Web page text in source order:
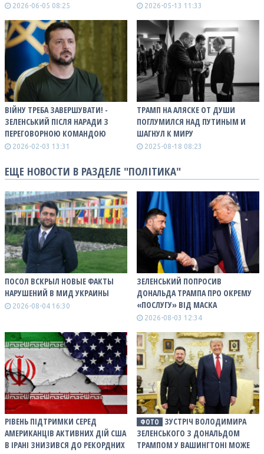
2026-06-05 08:25 2026-05-13 11:33
ВІЙНУ ТРЕБА ЗАВЕРШУВАТИ! -
ЗЕЛЕНСЬКИЙ ПІСЛЯ НАРАДИ З
ПЕРЕГОВОРНОЮ КОМАНДОЮ
2026-02-03 13:31
ТРАМП НА АЛЯСКЕ ОТ ДУШИ
ПОГЛУМИЛСЯ НАД ПУТИНЫМ И
ШАГНУЛ К МИРУ
2025-08-18 08:23
ЕЩЕ НОВОСТИ В РАЗДЕЛЕ "ПОЛІТИКА"
ПОСОЛ ВСКРЫЛ НОВЫЕ ФАКТЫ
НАРУШЕНИЙ В МИД УКРАИНЫ
2026-08-04 16:30
ЗЕЛЕНСЬКИЙ ПОПРОСИВ
ДОНАЛЬДА ТРАМПА ПРО ОКРЕМУ
«ПОСЛУГУ» ВІД МАСКА
2026-08-03 12:34
РІВЕНЬ ПІДТРИМКИ СЕРЕД
АМЕРИКАНЦІВ АКТИВНИХ ДІЙ США
В ІРАНІ ЗНИЗИВСЯ ДО РЕКОРДНИХ
ФОТО
ЗУСТРІЧ ВОЛОДИМИРА
ЗЕЛЕНСЬКОГО З ДОНАЛЬДОМ
ТРАМПОМ У ВАШИНГТОНІ МОЖЕ